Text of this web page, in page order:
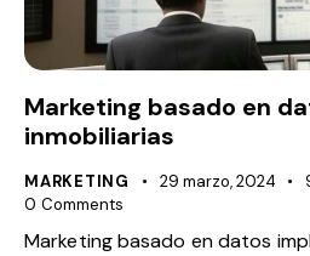
Marketing basado en
inmobiliarias
MARKETING 29 marzo, 2024
0 Comments
Marketing basado en datos